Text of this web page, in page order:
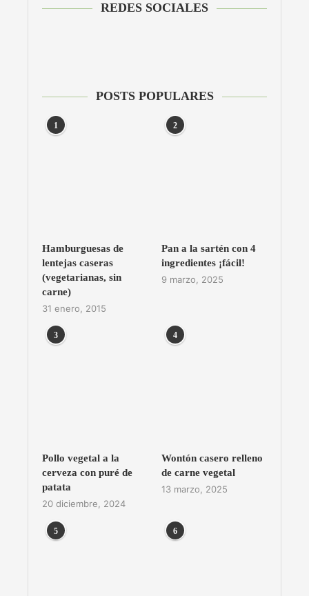
REDES SOCIALES
POSTS POPULARES
1
Hamburguesas de
lentejas caseras
(vegetarianas, sin
carne)
31 enero, 2015
2
Pan a la sartén con 4
ingredientes ¡fácil!
9 marzo, 2025
3
Pollo vegetal a la
cerveza con puré de
patata
20 diciembre, 2024
4
Wontón casero relleno
de carne vegetal
13 marzo, 2025
5 6